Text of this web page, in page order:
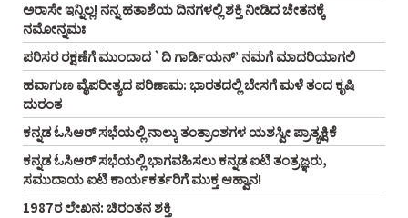
ಅರಾಸೇ ಇನ್ನಿಲ್ಲ! ನನ್ನ ಹತಾಶೆಯ ದಿನಗಳಲ್ಲಿ ಶಕ್ತಿ ನೀಡಿದ ಚೇತನಕ್ಕೆ
ನಮೋನ್ನಮಃ
ಪರಿಸರ ರಕ್ಷಣೆಗೆ ಮುಂದಾದ `ದಿ ಗಾರ್ಡಿಯನ್‌’ ನಮಗೆ ಮಾದರಿಯಾಗಲಿ
ಹವಾಗುಣ ವೈಪರೀತ್ಯದ ಪರಿಣಾಮ: ಭಾರತದಲ್ಲಿ ಬೇಸಗೆ ಮಳೆ ತಂದ ಕೃಷಿ
ದುರಂತ
ಕನ್ನಡ ಓಸಿಆರ್‌ ಸಭೆಯಲ್ಲಿ ನಾಲ್ಕು ತಂತ್ರಾಂಶಗಳ ಯಶಸ್ವೀ ಪ್ರಾತ್ಯಕ್ಷಿಕೆ
ಕನ್ನಡ ಓಸಿಆರ್‌ ಸಭೆಯಲ್ಲಿ ಭಾಗವಹಿಸಲು ಕನ್ನಡ ಐಟಿ ತಂತ್ರಜ್ಞರು,
ಸಮುದಾಯ ಐಟಿ ಕಾರ್ಯಕರ್ತರಿಗೆ ಮುಕ್ತ ಆಹ್ವಾನ!
1987ರ ಲೇಖನ: ಚಿರಂತನ ಶಕ್ತಿ